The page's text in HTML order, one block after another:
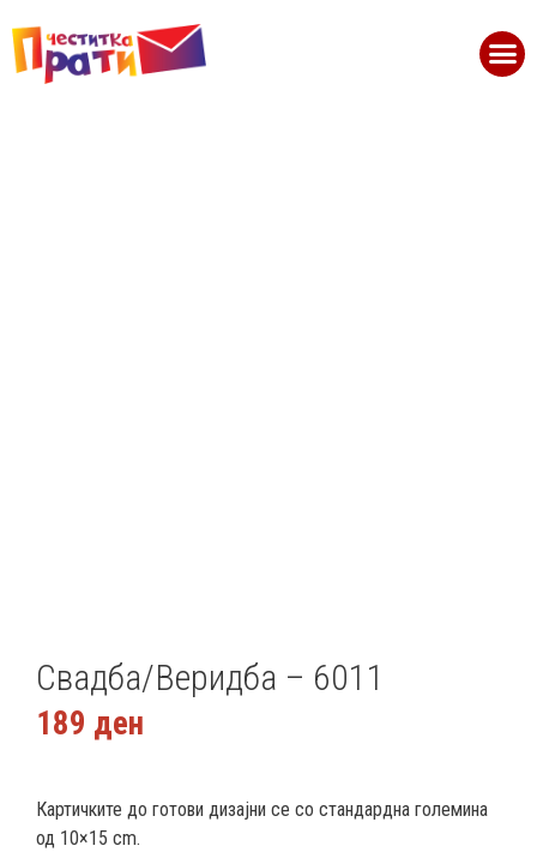
Свадба/Веридба – 6011
189 ден
Картичките до готови дизајни се со стандардна големина
од 10×15 cm.